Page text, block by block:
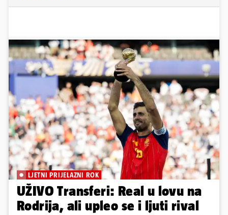
LJETNI PRIJELAZNI ROK
UŽIVO Transferi: Real u lovu na
Rodrija, ali upleo se i ljuti rival